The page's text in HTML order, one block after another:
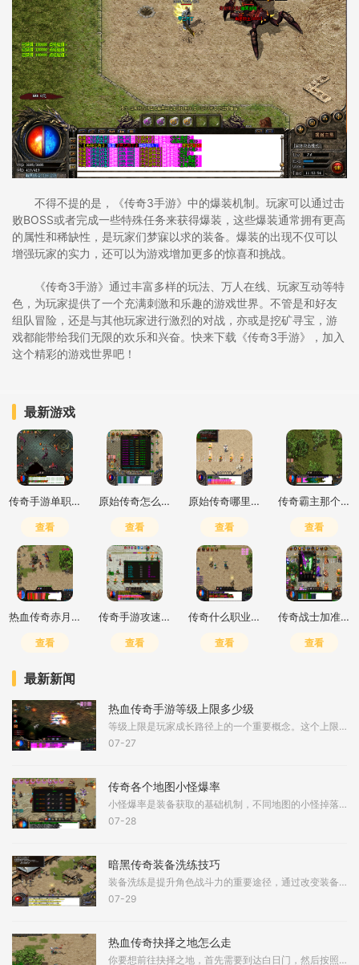
不得不提的是，《传奇3手游》中的爆装机制。玩家可以通过击
败BOSS或者完成一些特殊任务来获得爆装，这些爆装通常拥有更高
的属性和稀缺性，是玩家们梦寐以求的装备。爆装的出现不仅可以
增强玩家的实力，还可以为游戏增加更多的惊喜和挑战。
《传奇3手游》通过丰富多样的玩法、万人在线、玩家互动等特
色，为玩家提供了一个充满刺激和乐趣的游戏世界。不管是和好友
组队冒险，还是与其他玩家进行激烈的对战，亦或是挖矿寻宝，游
戏都能带给我们无限的欢乐和兴奋。快来下载《传奇3手游》，加入
这个精彩的游戏世界吧！
最新游戏
传奇手游单职业打金推荐
查看
原始传奇怎么打高爆最简单
查看
原始传奇哪里打钱快一点
查看
传奇霸主那个职业好玩
查看
热血传奇赤月峡谷二层去三层怎么走
查看
传奇手游攻速加倍什么意思
查看
传奇什么职业输出高一点的
查看
传奇战士加准确还是躲避
查看
最新新闻
热血传奇手游等级上限多少级
等级上限是玩家成长路径上的一个重要概念。这个上限代表着角色在当前版本能够达到的最高等级，达到该等级后玩家将无法通过常规方式继续获取经验值提升等级。了解等级上限有助
07-27
传奇各个地图小怪爆率
小怪爆率是装备获取的基础机制，不同地图的小怪掉落概率存在明显差异。游戏设计者通过平衡各区域的小怪爆率来维持游戏生态，使得玩家需要根据自身实力和需求选择合适的地图进
07-28
暗黑传奇装备洗练技巧
装备洗练是提升角色战斗力的重要途径，通过改变装备的词条属性，可以显著增强角色的输出或生存能力。洗练通常需要在铁匠铺进行，消耗特定材料如暗能精华或洗练石，每次洗练会
07-29
热血传奇抉择之地怎么走
你要想前往抉择之地，首先需要到达白日门，然后按照特定路线前进。到了白日门打开地图，找到赤月峡谷东入口，这是进入赤月峡谷区域的第一步。进入赤月峡谷东入口后，你会到达